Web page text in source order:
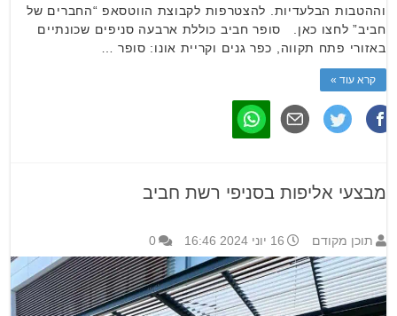
וההטבות הבלעדיות. להצטרפות לקבוצת הווטסאפ “החברים של
חביב” לחצו כאן. סופר חביב כוללת ארבעה סניפים שכונתיים
באזורי פתח תקווה, כפר גנים וקריית אונו: סופר …
קרא עוד »
מבצעי אליפות בסניפי רשת חביב
תוכן מקודם 16 יוני 2024 16:46 0